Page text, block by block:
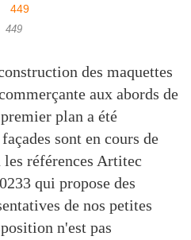
449
des maquettes
aux abords de
plan a été
sont en cours de
références Artitec
qui propose des
de nos petites
n'est pas